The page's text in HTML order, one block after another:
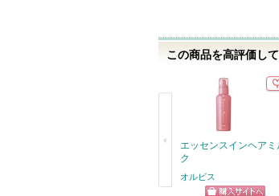
この商品を高評価し
エッセンスインヘアミ
ク
オルビス